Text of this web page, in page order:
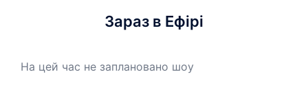
Зараз в Ефірі
На цей час не заплановано шоу